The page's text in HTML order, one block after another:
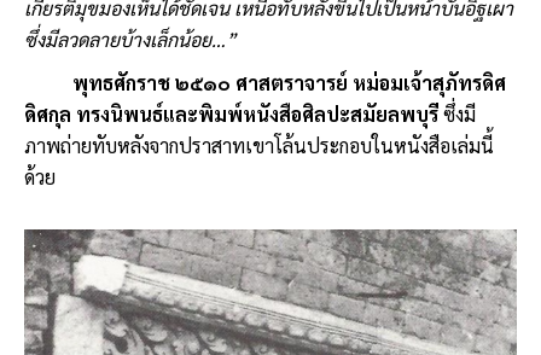
เกียรติมุขมองเห็นได้ชัดเจน เหนือทับหลังขึ้นไปเป็นหน้าบันอิฐเผา
ซึ่งมีลวดลายบ้างเล็กน้อย…”
พุทธศักราช ๒๕๑๐ ศาสตราจารย์ หม่อมเจ้าสุภัทรดิศ
ดิศกุล ทรงนิพนธ์และพิมพ์หนังสือศิลปะสมัยลพบุรีซึ่งมี
ภาพถ่ายทับหลังจากปราสาทเขาโล้นประกอบในหนังสือเล่มนี้
ด้วย